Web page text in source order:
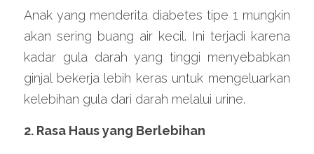
Anak yang menderita diabetes tipe 1 mungkin
akan sering buang air kecil. Ini terjadi karena
kadar gula darah yang tinggi menyebabkan
ginjal bekerja lebih keras untuk mengeluarkan
kelebihan gula dari darah melalui urine.
2. Rasa Haus yang Berlebihan